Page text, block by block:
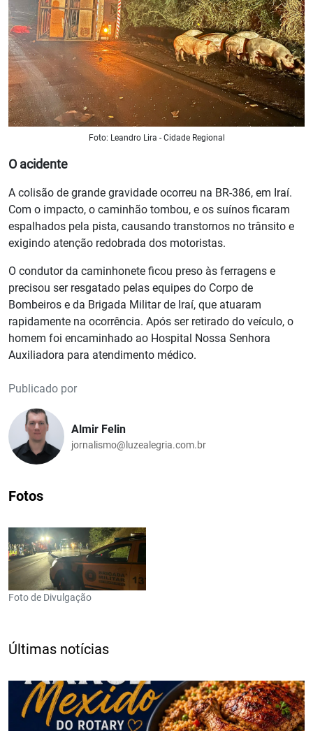
Foto: Leandro Lira - Cidade Regional
O acidente
A colisão de grande gravidade ocorreu na BR-386, em Iraí.
Com o impacto, o caminhão tombou, e os suínos ficaram
espalhados pela pista, causando transtornos no trânsito e
exigindo atenção redobrada dos motoristas.
O condutor da caminhonete ficou preso às ferragens e
precisou ser resgatado pelas equipes do Corpo de
Bombeiros e da Brigada Militar de Iraí, que atuaram
rapidamente na ocorrência. Após ser retirado do veículo, o
homem foi encaminhado ao Hospital Nossa Senhora
Auxiliadora para atendimento médico.
Publicado por
Almir Felin
jornalismo@luzealegria.com.br
Fotos
Foto de Divulgação
Últimas notícias